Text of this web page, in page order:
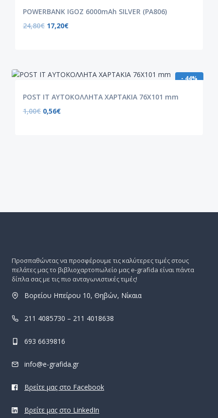
POWERBANK IGOZ 6000mAh SILVER (PA806)
24,80€ 17,20€
- 44%
POST IT ΑΥΤΟΚΟΛΛΗΤΑ ΧΑΡΤΑΚΙΑ 76X101 mm
1,00€ 0,56€
Προσπαθώντας να προσφέρουμε τις καλύτερες τιμές στους
πελάτες μας το βιβλιοχαρτοπωλείο μας e-grafida είναι πάντα
δίπλα σας με τις πιο ανταγωνιστικές τιμές!
Βορείου Ηπείρου 10, Θηβών, Νίκαια
211 4085730 – 211 4018638
693 6639816
info@e-grafida.gr
Βρείτε μας στο Facebook
Βρείτε μας στο LinkedIn